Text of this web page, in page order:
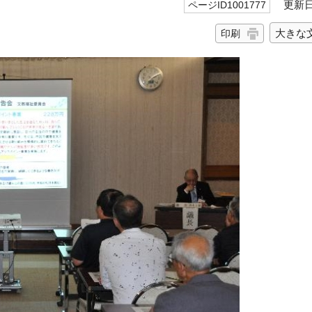
ページID1001777 更新日
印刷 大きな